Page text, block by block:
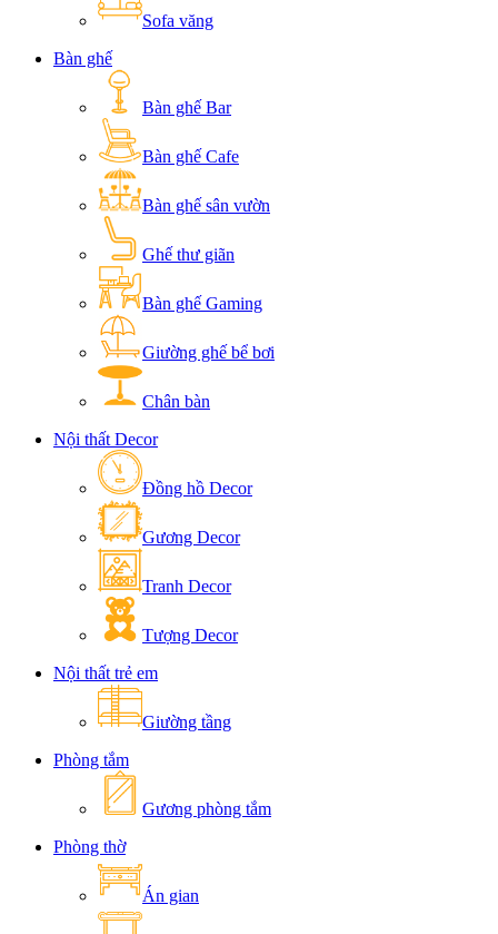
Sofa văng
Bàn ghế
Bàn ghế Bar
Bàn ghế Cafe
Bàn ghế sân vườn
Ghế thư giãn
Bàn ghế Gaming
Giường ghế bể bơi
Chân bàn
Nội thất Decor
Đồng hồ Decor
Gương Decor
Tranh Decor
Tượng Decor
Nội thất trẻ em
Giường tầng
Phòng tắm
Gương phòng tắm
Phòng thờ
Án gian